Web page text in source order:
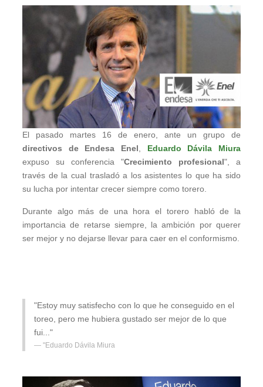
El pasado martes 16 de enero, ante un grupo de
directivos de Endesa Enel, Eduardo Dávila Miura
expuso su conferencia "Crecimiento profesional", a
través de la cual trasladó a los asistentes lo que ha sido
su lucha por intentar crecer siempre como torero.
Durante algo más de una hora el torero habló de la
importancia de retarse siempre, la ambición por querer
ser mejor y no dejarse llevar para caer en el conformismo.
"Estoy muy satisfecho con lo que he conseguido en el
toreo, pero me hubiera gustado ser mejor de lo que
fui..."
"Eduardo Dávila Miura